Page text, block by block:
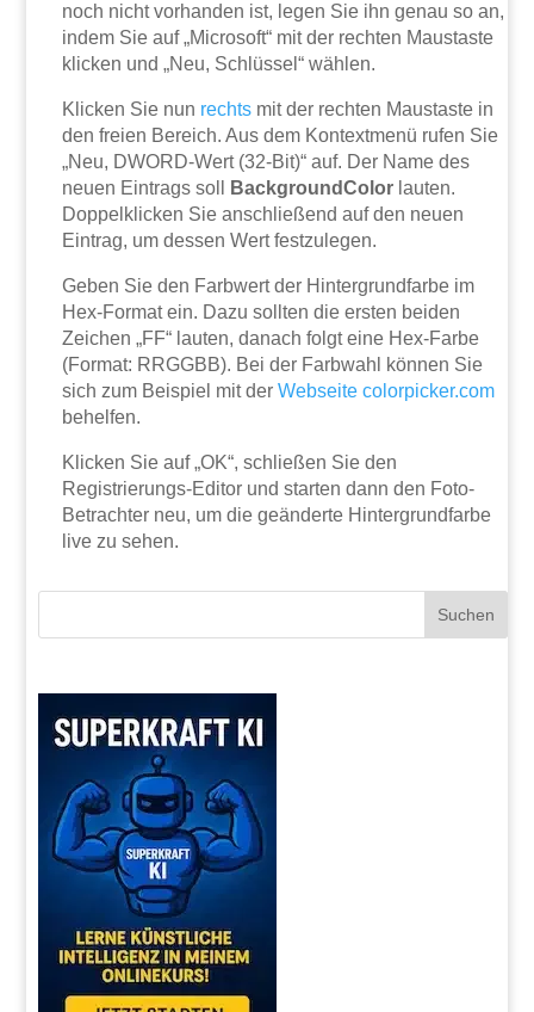
noch nicht vorhanden ist, legen Sie ihn genau so an,
indem Sie auf „Microsoft“ mit der rechten Maustaste
klicken und „Neu, Schlüssel“ wählen.
Klicken Sie nun rechts mit der rechten Maustaste in
den freien Bereich. Aus dem Kontextmenü rufen Sie
„Neu, DWORD-Wert (32-Bit)“ auf. Der Name des
neuen Eintrags soll
BackgroundColor lauten.
Doppelklicken Sie anschließend auf den neuen
Eintrag, um dessen Wert festzulegen.
Geben Sie den Farbwert der Hintergrundfarbe im
Hex-Format ein. Dazu sollten die ersten beiden
Zeichen „FF“ lauten, danach folgt eine Hex-Farbe
(Format: RRGGBB). Bei der Farbwahl können Sie
sich zum Beispiel mit derWebseite colorpicker.com
behelfen.
Klicken Sie auf „OK“, schließen Sie den
Registrierungs-Editor und starten dann den Foto-
Betrachter neu, um die geänderte Hintergrundfarbe
live zu sehen.